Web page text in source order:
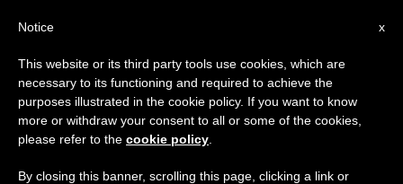
ETIQUETA
Posts Tagged ‘mixta’
×
Aviso importante
Del 27 de julio al 7 de agosto haremos la pausa
anual, aprovechando que en el periodo de verano
se generan menos informaciones y también el
x
Notice
This website or its third party tools use cookies, which are
necessary to its functioning and required to achieve the
purposes illustrated in the cookie policy. If you want to know
more or withdraw your consent to all or some of the cookies,
please refer to the cookie policy
By closing this banner, scrolling this page, clicking a link or